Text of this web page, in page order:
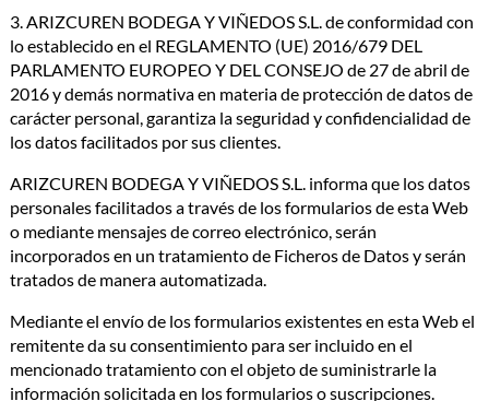
3. ARIZCUREN BODEGA Y VIÑEDOS S.L. de conformidad con
lo establecido en el REGLAMENTO (UE) 2016/679 DEL
PARLAMENTO EUROPEO Y DEL CONSEJO de 27 de abril de
2016 y demás normativa en materia de protección de datos de
carácter personal, garantiza la seguridad y confidencialidad de
los datos facilitados por sus clientes.
ARIZCUREN BODEGA Y VIÑEDOS S.L. informa que los datos
personales facilitados a través de los formularios de esta Web
o mediante mensajes de correo electrónico, serán
incorporados en un tratamiento de Ficheros de Datos y serán
tratados de manera automatizada.
Mediante el envío de los formularios existentes en esta Web el
remitente da su consentimiento para ser incluido en el
mencionado tratamiento con el objeto de suministrarle la
información solicitada en los formularios o suscripciones.